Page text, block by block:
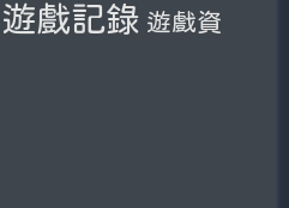
遊戲記錄 遊戲資